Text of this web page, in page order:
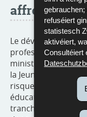
refuséiert
statistesch
aktivéiert,
Consultéiert
affrontant
Le développement
professionnelle
ministère de
la Jeunesse pour
risque ou en
éducatif. L’offre
tranches d’âge ;